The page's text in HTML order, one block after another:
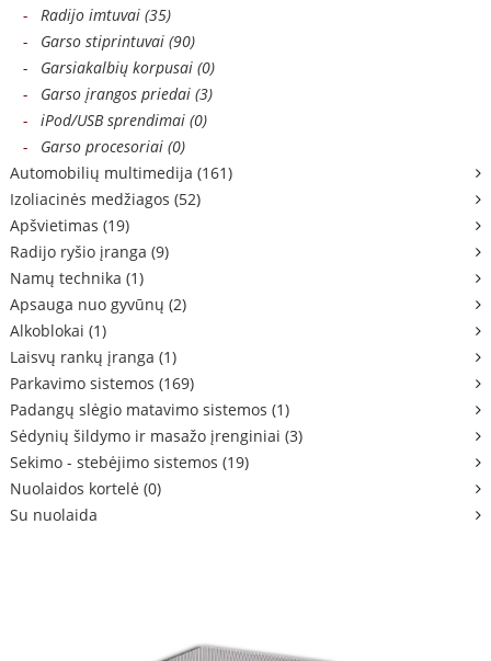
- Radijo imtuvai (35)
- Garso stiprintuvai (90)
- Garsiakalbių korpusai (0)
- Garso įrangos priedai (3)
- iPod/USB sprendimai (0)
- Garso procesoriai (0)
Automobilių multimedija (161)
Izoliacinės medžiagos (52)
Apšvietimas (19)
Radijo ryšio įranga (9)
Namų technika (1)
Apsauga nuo gyvūnų (2)
Alkoblokai (1)
Laisvų rankų įranga (1)
Parkavimo sistemos (169)
Padangų slėgio matavimo sistemos (1)
Sėdynių šildymo ir masažo įrenginiai (3)
Sekimo - stebėjimo sistemos (19)
Nuolaidos kortelė (0)
Su nuolaida